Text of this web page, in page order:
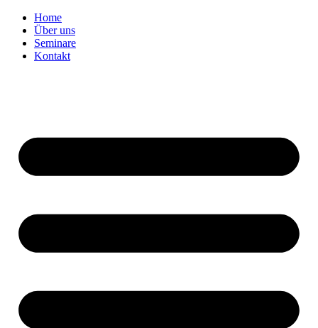
Home
Über uns
Seminare
Kontakt